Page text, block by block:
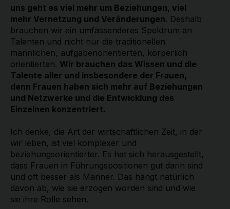
uns geht es viel mehr um Beziehungen, viel
mehr Vernetzung und Veränderungen. Deshalb
brauchen wir ein umfassenderes Spektrum an
Talenten und nicht nur die traditionellen
männlichen, aufgabenorientierten, körperlich
orientierten. Wir brauchen das Wissen und die
Talente aller und insbesondere der Frauen,
denn Frauen haben sich mehr auf Beziehungen
und Netzwerke und die Entwicklung des
Einzelnen konzentriert.
Ich denke, die Art der wirtschaftlichen Zeit, in der
wir leben, ist viel komplexer und
beziehungsorientierter. Es hat sich herausgestellt,
dass Frauen in Führungspositionen gut darin sind
und oft besser als Männer. Das hängt natürlich
davon ab, wie sie erzogen worden sind und wie
sie ihre Rolle sehen.